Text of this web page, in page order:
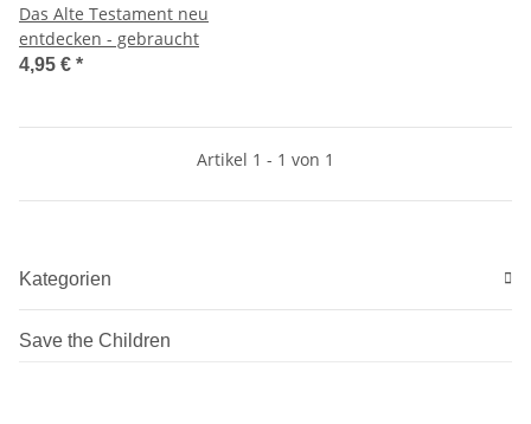
Das Alte Testament neu
entdecken - gebraucht
4,95 € *
Artikel 1 - 1 von 1
Kategorien
Save the Children